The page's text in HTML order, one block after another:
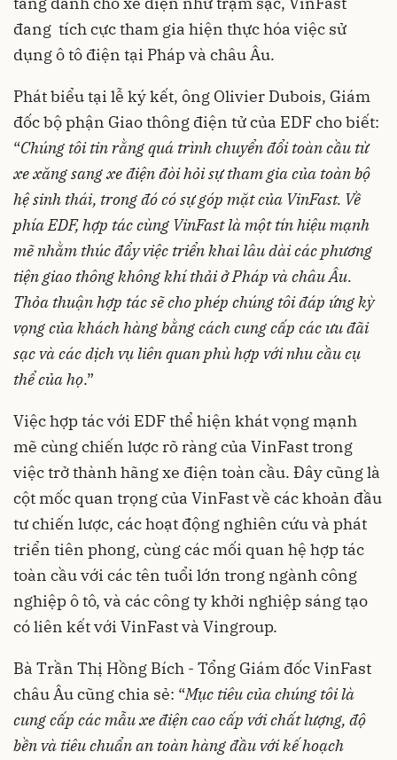
đang tích cực tham gia hiện thực hóa việc sử
dụng ô tô điện tại Pháp và châu Âu.
Phát biểu tại lễ ký kết, ông Olivier Dubois, Giám
đốc bộ phận Giao thông điện tử của EDF cho biết:
“Chúng tôi tin rằng quá trình chuyển đổi toàn cầu từ
xe xăng sang xe điện đòi hỏi sự tham gia của toàn bộ
hệ sinh thái, trong đó có sự góp mặt của VinFast. Về
phía EDF, hợp tác cùng VinFast là một tín hiệu mạnh
mẽ nhằm thúc đẩy việc triển khai lâu dài các phương
tiện giao thông không khí thải ở Pháp và châu Âu.
Thỏa thuận hợp tác sẽ cho phép chúng tôi đáp ứng kỳ
vọng của khách hàng bằng cách cung cấp các ưu đãi
sạc và các dịch vụ liên quan phù hợp với nhu cầu cụ
thể của họ.”
Việc hợp tác với EDF thể hiện khát vọng mạnh
mẽ cùng chiến lược rõ ràng của VinFast trong
việc trở thành hãng xe điện toàn cầu. Đây cũng là
cột mốc quan trọng của VinFast về các khoản đầu
tư chiến lược, các hoạt động nghiên cứu và phát
triển tiên phong, cùng các mối quan hệ hợp tác
toàn cầu với các tên tuổi lớn trong ngành công
nghiệp ô tô, và các công ty khởi nghiệp sáng tạo
có liên kết với VinFast và Vingroup.
Bà Trần Thị Hồng Bích - Tổng Giám đốc VinFast
châu Âu cũng chia sẻ: “Mục tiêu của chúng tôi là
cung cấp các mẫu xe điện cao cấp với chất lượng, độ
bền và tiêu chuẩn an toàn hàng đầu với kế hoạch